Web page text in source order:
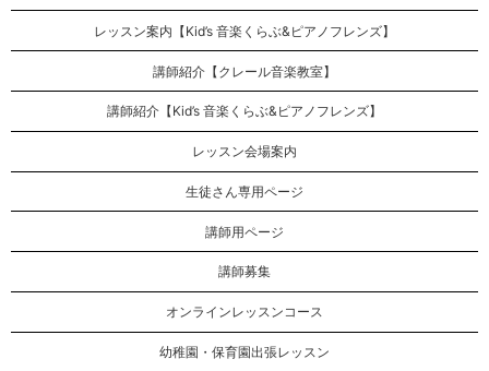
レッスン案内【Kid’s 音楽くらぶ&ピアノフレンズ】
講師紹介【クレール音楽教室】
講師紹介【Kid’s 音楽くらぶ&ピアノフレンズ】
レッスン会場案内
生徒さん専用ページ
講師用ページ
講師募集
オンラインレッスンコース
幼稚園・保育園出張レッスン